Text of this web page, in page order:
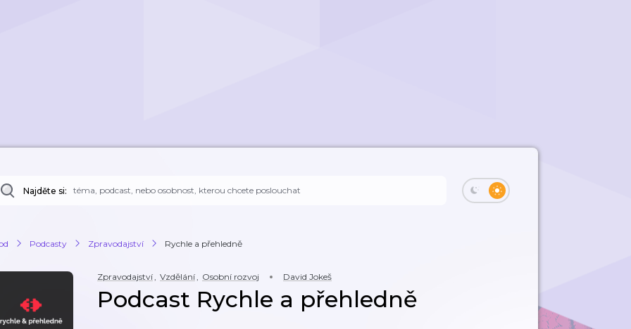
Najděte si:
Podcasty Zpravodajství Rychle a přehledně
Zpravodajství, Vzdělání, Osobní rozvoj David Jokeš
Podcast Rychle a přehledně